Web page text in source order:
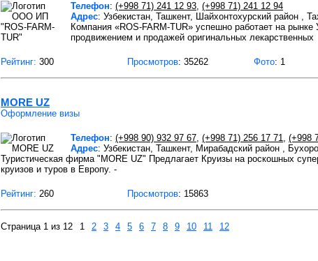
Телефон: (+998 71) 241 12 93, (+998 71) 241 12 94
Адрес: Узбекистан, Ташкент, Шайхонтохурский район ,
Компания «ROS-FARM-TUR» успешно работает на
продвижением и продажей оригинальных лекарственных
Рейтинг: 300 Просмотров: 35262 Фото: 1
MORE UZ
Оформление визы
Телефон: (+998 90) 932 97 67, (+998 71) 256 17 71, (+998
Адрес: Узбекистан, Ташкент, Мирабадский район ,
Туристическая фирма "MORE UZ" Предлагает Круизы на роскошных
круизов и туров в Европу. -
Рейтинг: 260 Просмотров: 15863
Страница 1 из 12 1 2 3 4 5 6 7 8 9 10 11 12